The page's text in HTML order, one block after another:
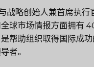
战略创始人兼首席执行
球市场情报方面拥有
帮助组织取得国际成
者。